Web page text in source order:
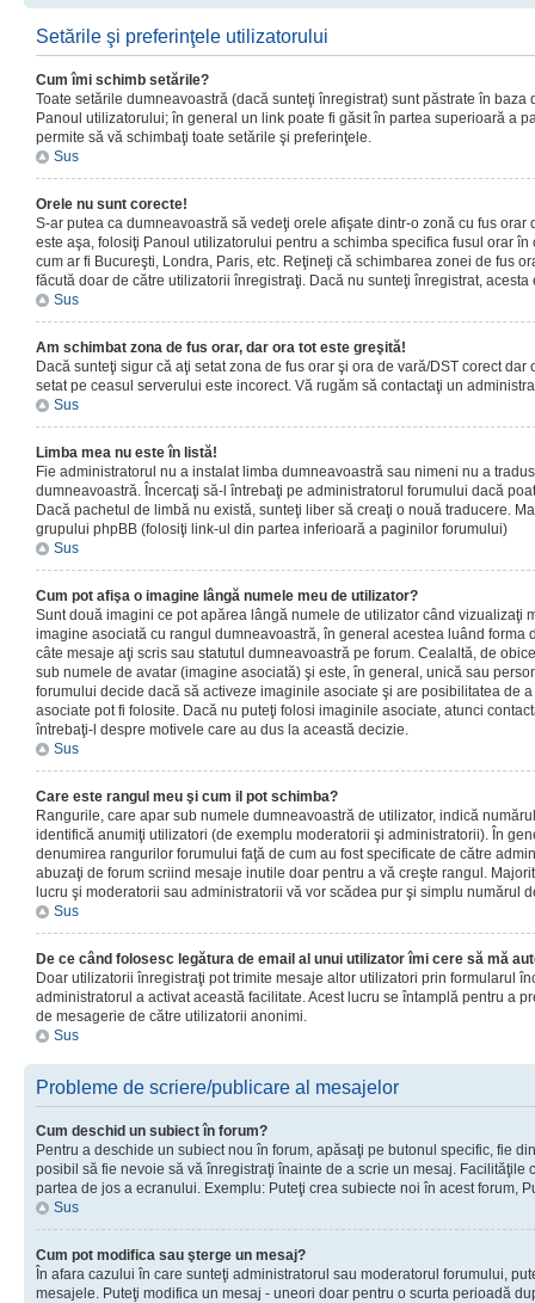
Setările şi preferinţele utilizatorului
Cum îmi schimb setările?
Toate setările dumneavoastră (dacă sunteţi înregistrat) sunt păstrate în baza
Panoul utilizatorului; în general un link poate fi găsit în partea superioară a
permite să vă schimbaţi toate setările şi preferinţele.
Sus
Orele nu sunt corecte!
S-ar putea ca dumneavoastră să vedeţi orele afişate dintr-o zonă cu fus orar
este aşa, folosiţi Panoul utilizatorului pentru a schimba specifica fusul orar
cum ar fi Bucureşti, Londra, Paris, etc. Reţineţi că schimbarea zonei de fus
făcută doar de către utilizatorii înregistraţi. Dacă nu sunteţi înregistrat, acesta
Sus
Am schimbat zona de fus orar, dar ora tot este greşită!
Dacă sunteţi sigur că aţi setat zona de fus orar şi ora de vară/DST corect
setat pe ceasul serverului este incorect. Vă rugăm să contactaţi un
Sus
Limba mea nu este în listă!
Fie administratorul nu a instalat limba dumneavoastră sau nimeni nu a
dumneavoastră. Încercaţi să-l întrebaţi pe administratorul forumului dacă
Dacă pachetul de limbă nu există, sunteţi liber să creaţi o nouă traducere.
grupului phpBB (folosiţi link-ul din partea inferioară a paginilor forumului)
Sus
Cum pot afişa o imagine lângă numele meu de utilizator?
Sunt două imagini ce pot apărea lângă numele de utilizator când vizualizaţi
imagine asociată cu rangul dumneavoastră, în general acestea luând forma
câte mesaje aţi scris sau statutul dumneavoastră pe forum. Cealaltă, de
sub numele de avatar (imagine asociată) şi este, în general, unică sau
forumului decide dacă să activeze imaginile asociate şi are posibilitatea de
asociate pot fi folosite. Dacă nu puteţi folosi imaginile asociate, atunci
întrebaţi-l despre motivele care au dus la această decizie.
Sus
Care este rangul meu şi cum il pot schimba?
Rangurile, care apar sub numele dumneavoastră de utilizator, indică
identifică anumiţi utilizatori (de exemplu moderatorii şi administratorii). În
denumirea rangurilor forumului faţă de cum au fost specificate de către
abuzaţi de forum scriind mesaje inutile doar pentru a vă creşte rangul.
lucru şi moderatorii sau administratorii vă vor scădea pur şi simplu numărul
Sus
De ce când folosesc legătura de email al unui utilizator îmi cere să mă
Doar utilizatorii înregistraţi pot trimite mesaje altor utilizatori prin formularul
administratorul a activat această facilitate. Acest lucru se întamplă pentru a
de mesagerie de către utilizatorii anonimi.
Sus
Probleme de scriere/publicare al mesajelor
Cum deschid un subiect în forum?
Pentru a deschide un subiect nou în forum, apăsaţi pe butonul specific, fie
posibil să fie nevoie să vă înregistraţi înainte de a scrie un mesaj. Facilităţile
partea de jos a ecranului. Exemplu: Puteţi crea subiecte noi în acest forum,
Sus
Cum pot modifica sau şterge un mesaj?
În afara cazului în care sunteţi administratorul sau moderatorul forumului,
mesajele. Puteţi modifica un mesaj - uneori doar pentru o scurta perioadă